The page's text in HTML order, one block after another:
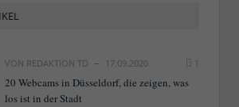
VON REDAKTION TD 17.09.2020 1
20 Webcams in Düsseldorf, die zeigen, was
los ist in der Stadt